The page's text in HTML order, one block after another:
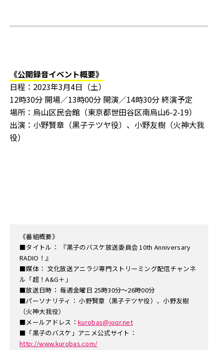
《公開録音イベント概要》
日程：2023年3月4日（土）
12時30分 開場／13時00分 開演／14時30分 終演予定
場所：烏山区民会館（東京都世田谷区南烏山6-2-19）
出演：小野賢章（黒子テツヤ役）、小野友樹（火神大我
役）
《番組概要》
■タイトル： 『黒子のバスケ放送委員会 10th Anniversary
RADIO！』
■媒体： 文化放送アニラジ専門ストリーミング配信チャンネ
ル「超！A&G＋」
■放送日時： 毎週金曜日 25時30分～26時00分
■パーソナリティ： 小野賢章（黒子テツヤ役）、小野友樹
（火神大我役）
■メールアドレス： kurobas@joqr.net
■「黒子のバスケ」アニメ公式サイト：
http://www.kurobas.com/